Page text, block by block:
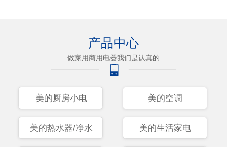
产品中心
做家用商用电器我们是认真的
美的厨房小电 美的空调
美的热水器/净水 美的生活家电